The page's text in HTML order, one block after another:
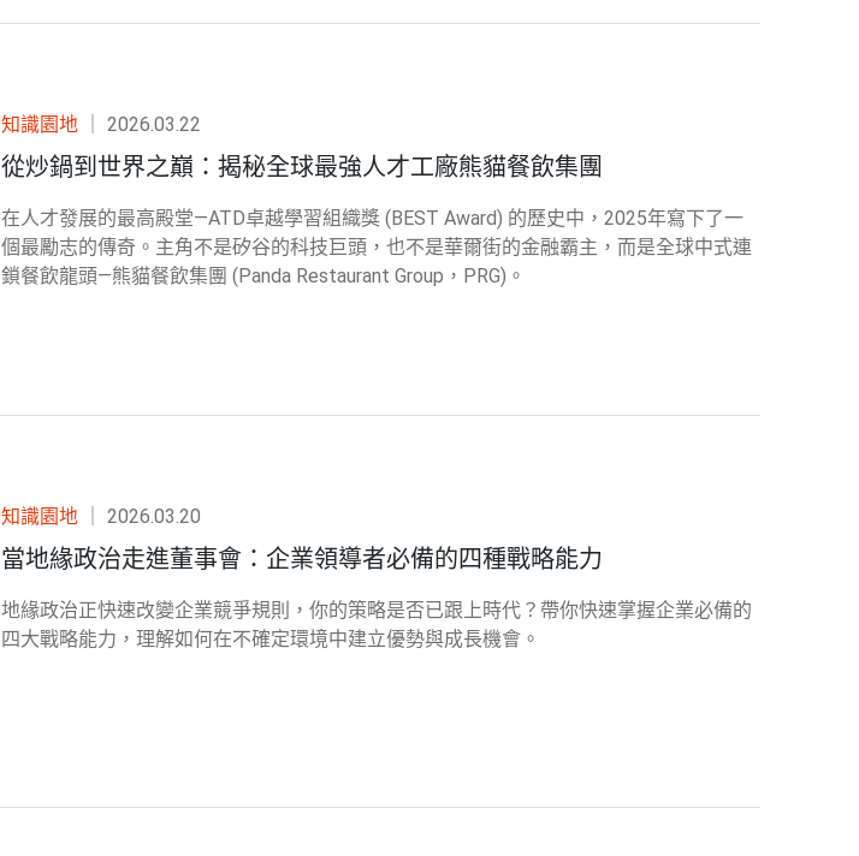
知識園地 2026.03.22
從炒鍋到世界之巔：揭秘全球最強人才工廠熊貓餐飲集團
在人才發展的最高殿堂—ATD卓越學習組織獎 (BEST Award) 的歷史中，2025年寫下了一
個最勵志的傳奇。主角不是矽谷的科技巨頭，也不是華爾街的金融霸主，而是全球中式連
鎖餐飲龍頭—熊貓餐飲集團 (Panda Restaurant Group，PRG)。
知識園地 2026.03.20
當地緣政治走進董事會：企業領導者必備的四種戰略能力
地緣政治正快速改變企業競爭規則，你的策略是否已跟上時代？帶你快速掌握企業必備的
四大戰略能力，理解如何在不確定環境中建立優勢與成長機會。